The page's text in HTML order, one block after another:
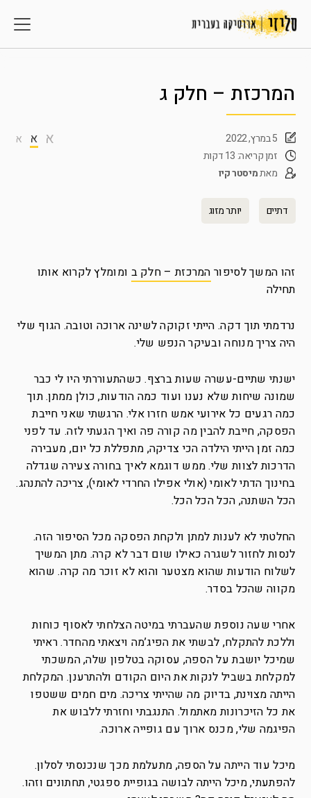
המרכזת – חלק ג
א א א
5 במרץ, 2022
זמן קריאה: 13 דקות
מאתמיסטר קיו
דתיים יותר מזוג
זהו המשך לסיפור המרכזת – חלק ב ומומלץ לקרוא אותו
תחילה
נרדמתי תוך דקה. הייתי זקוקה לשינה ארוכה וטובה. הגוף שלי
היה צריך מנוחה ובעיקר הנפש שלי.
ישנתי שתיים-עשרה שעות ברצף. כשהתעוררתי היו לי כבר
שמונה שיחות שלא נענו ועוד כמה הודעות, כולן ממתן. תוך
כמה רגעים כל אירועי אמש חזרו אלי. הרגשתי שאני חייבת
הפסקה, חייבת להבין מה קורה פה ואיך הגעתי לזה. עד לפני
כמה זמן הייתי הילדה הכי צדיקה, מתפללת כל יום, מעבירה
הדרכות לצוות שלי. ממש דוגמא לאיך בחורה צעירה שגדלה
בחינוך הדתי לאומי (אולי אפילו החרדי לאומי), צריכה להתנהג.
הכל השתנה, הכל הכל הכל.
החלטתי לא לענות למתן ולקחת הפסקה מכל הסיפור הזה.
לנסות לחזור לשגרה כאילו שום דבר לא קרה. מתן המשיך
לשלוח הודעות שהוא מצטער והוא לא זוכר מה קרה. שהוא
מקווה שהכל בסדר.
אחרי שעה נוספת שהעברתי במיטה הצלחתי לאסוף כוחות
וללכת להתקלח, לבשתי את הפיג’מה ויצאתי מהחדר. ראיתי
שמיכל יושבת על הספה, עסוקה בטלפון שלה, המשכתי
למקלחת בשביל לנקות את היום הקודם ולהתרענן. המקלחת
הייתה מצוינת, בדיוק מה שהייתי צריכה. מים חמים ששטפו
את כל הזיכרונות מאתמול. התנגבתי וחזרתי ללבוש את
הפיגמה שלי, מכנס ארוך עם גופייה ארוכה.
מיכל עוד הייתה על הספה, מתעלמת מכך שנכנסתי לסלון.
להפתעתי, מיכל הייתה לבושה בגופיית ספגטי, תחתונים וזהו.